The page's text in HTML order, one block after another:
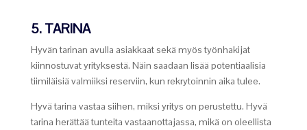
5. TARINA
Hyvän tarinan avulla asiakkaat sekä myös työnhakijat
kiinnostuvat yrityksestä. Näin saadaan lisää potentiaalisia
tiimiläisiä valmiiksi reserviin, kun rekrytoinnin aika tulee.
Hyvä tarina vastaa siihen, miksi yritys on perustettu. Hyvä
tarina herättää tunteita vastaanottajassa, mikä on oleellista